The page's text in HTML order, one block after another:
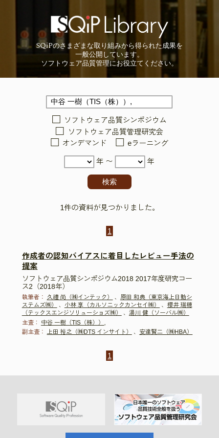
SQiPのさまざまな取り組みから得られた成果を
一般公開しています。
ソフトウェア品質管理にお役立てください。
ソフトウェア品質シンポジウム
ソフトウェア品質管理研究会
オンデマンド
eラーニング
年 〜 年
1件の資料が見つかりました。
1
作成者の認知バイアスに着目したレビュー手法の
提案
ソフトウェア品質シンポジウム2018 2017年度研究コー
ス2（2018年）
執筆者： 久禮 尚（㈱インテック） 、 原田 和典（東京海上日動シ
ステムズ㈱）
、 小林 享（カルソニックカンセイ㈱） 、 櫻井 瑞穂
（テックスエンジソリューショズ㈱）
、 湯川 健（ソーバル㈱）
主査：
中谷 一樹（TIS（株））,
副主査： 上田 裕之（㈱DTS インサイト） 、 安達賢二（㈱HBA）
1